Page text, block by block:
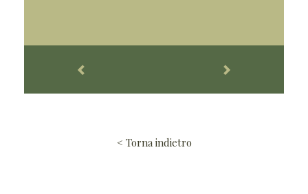
< Torna indietro